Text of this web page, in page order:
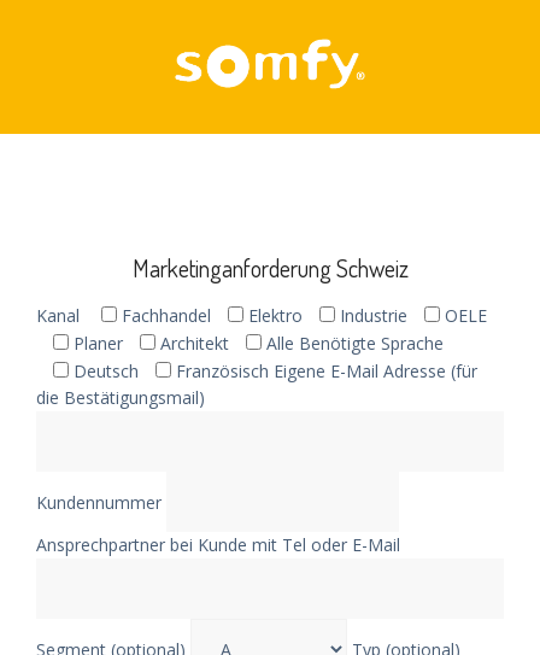
Marketinganforderung Schweiz
Kanal Fachhandel Elektro Industrie
OELE
Planer
Architekt Alle Benötigte Sprache
Deutsch
Französisch Eigene E-Mail Adresse (für
die Bestätigungsmail)
Kundennummer
Ansprechpartner bei Kunde mit Tel oder E-Mail
Segment (optional) Typ (optional)